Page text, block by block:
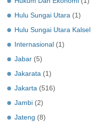
Hulu Sungai Utara (1)
Hulu Sungai Utara Kalsel
Internasional (1)
Jabar (5)
Jakarata (1)
Jakarta (516)
Jambi (2)
Jateng (8)